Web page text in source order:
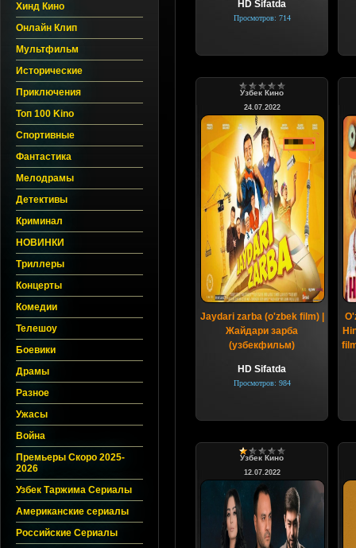
Хинд Кино
Онлайн Клип
Мультфильм
Исторические
Приключения
Топ 100 Kino
Спортивные
Фантастика
Мелодрамы
Детективы
Криминал
НОВИНКИ
Триллеры
Концерты
Комедии
Телешоу
Боевики
Драмы
Разное
Ужасы
Война
Премьеры Скоро 2025-
2026
Узбек Таржима Сериалы
Американские сериалы
Российские Сериалы
HD Sifatda
Просмотров: 714
Узбек Кино
24.07.2022
Jaydari zarba (o'zbek film) |
Жайдари зарба
(узбекфильм)
HD Sifatda
Просмотров: 984
Узбек Кино
12.07.2022